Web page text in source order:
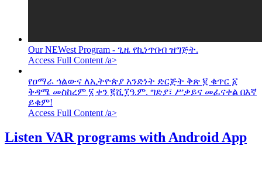
Our NEWest Program - ጊዜ የኪነጥበብ ዝግጅት.
Access Full Content /a>
የዐማራ ኅልውና ለኢትዮጵያ አንድነት ድርጅት ቅጽ ፪ ቁጥር ፩
ቅዳሜ መስከረም ፮ ቀን ፪ሺ፲ዓ.ም. ግድያ፣ ሥቃይና መፈናቀል በእኛ
ይቁም!
Access Full Content /a>
Listen VAR programs with Android App